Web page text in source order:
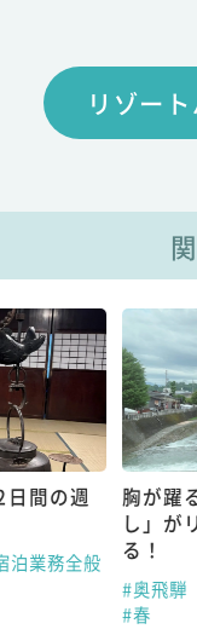
リゾー
間の週
泊業務全般
胸が躍
し」が
る！
#奥飛騨
#春